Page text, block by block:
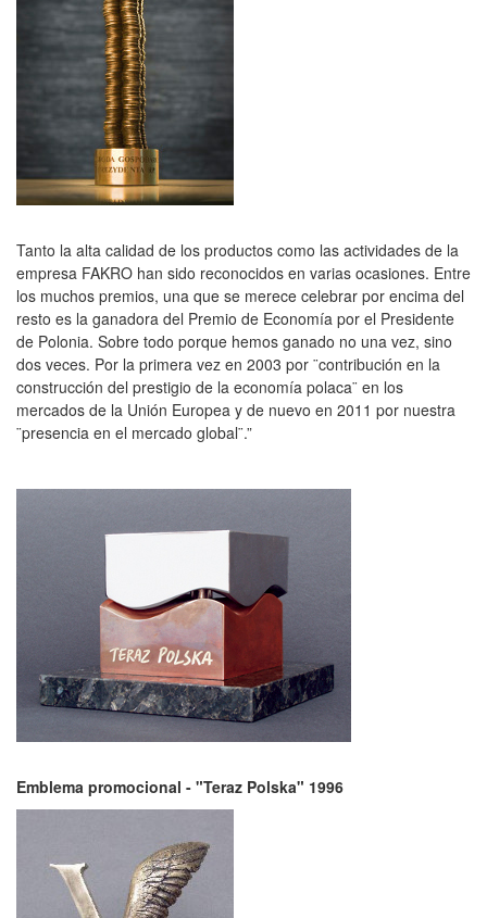
Tanto la alta calidad de los productos como las actividades de la
empresa FAKRO han sido reconocidos en varias ocasiones. Entre
los muchos premios, una que se merece celebrar por encima del
resto es la ganadora del Premio de Economía por el Presidente
de Polonia. Sobre todo porque hemos ganado no una vez, sino
dos veces. Por la primera vez en 2003 por ¨contribución en la
construcción del prestigio de la economía polaca¨ en los
mercados de la Unión Europea y de nuevo en 2011 por nuestra
¨presencia en el mercado global¨.”
Emblema promocional​ - "Teraz Polska" 1996